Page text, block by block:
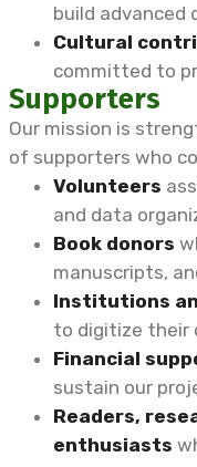
build advanced
Cultural
committed to
Supporters
Our mission is
of supporters who
Volunteers
and data
Book donors
manuscripts,
Institutions
to digitize their
Financial
sustain our
Readers,
enthusiasts